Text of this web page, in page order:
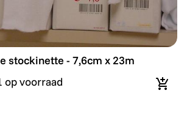
stockinette - 7,6cm x 23m
stockinette - 7,6cm x 23m
op voorraad
In